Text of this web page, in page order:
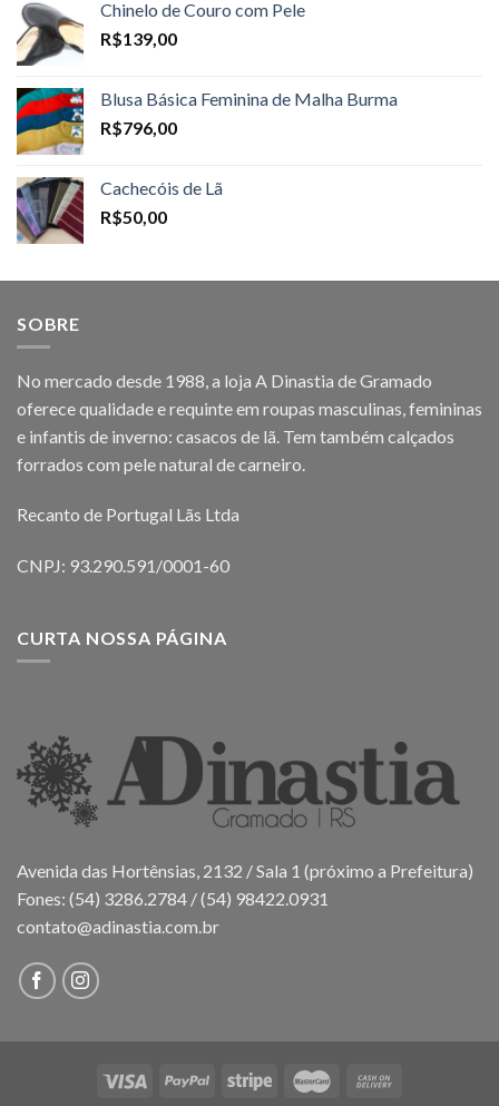
Chinelo de Couro com Pele
R$139,00
Blusa Básica Feminina de Malha Burma
R$796,00
Cachecóis de Lã
R$50,00
SOBRE
No mercado desde 1988, a loja A Dinastia de Gramado
oferece qualidade e requinte em roupas masculinas, femininas
e infantis de inverno: casacos de lã. Tem também calçados
forrados com pele natural de carneiro.
Recanto de Portugal Lãs Ltda
CNPJ: 93.290.591/0001-60
CURTA NOSSA PÁGINA
Avenida das Hortênsias, 2132 / Sala 1 (próximo a Prefeitura)
Fones: (54) 3286.2784 / (54) 98422.0931
contato@adinastia.com.br